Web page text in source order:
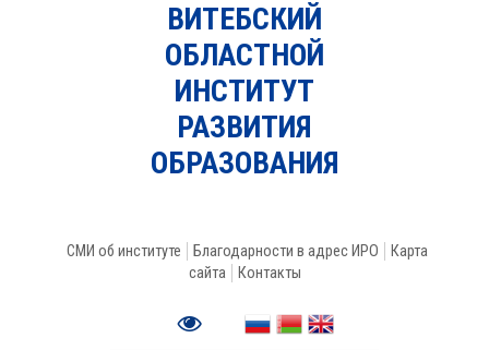
ВИТЕБСКИЙ
ОБЛАСТНОЙ
ИНСТИТУТ
РАЗВИТИЯ
ОБРАЗОВАНИЯ
СМИ об институте Благодарности в адрес ИРО
Карта
сайта
Контакты